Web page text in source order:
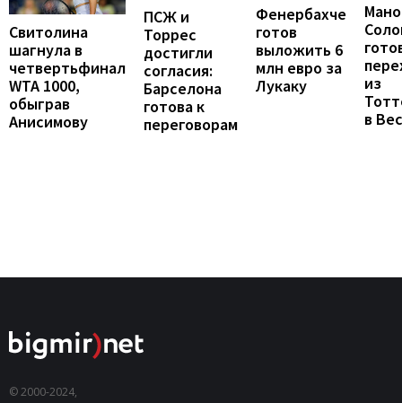
Свитолина
шагнула в
четвертьфинал
WTA 1000,
обыграв
Анисимову
ПСЖ и
Торрес
достигли
согласия:
Барселона
готова к
переговорам
Фенербахче
готов
выложить 6
млн евро за
Лукаку
из
в
© 2000-2024,